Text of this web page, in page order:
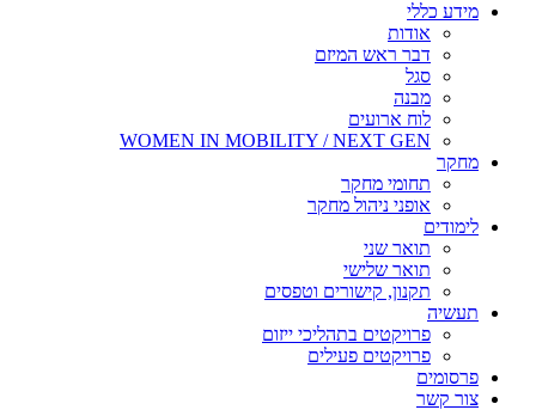
מידע כללי
אודות
דבר ראש המיזם
סגל
מבנה
לוח ארועים
WOMEN IN MOBILITY / NEXT GEN
מחקר
תחומי מחקר
אופני ניהול מחקר
לימודים
תואר שני
תואר שלישי
תקנון, קישורים וטפסים
תעשיה
פרויקטים בתהליכי ייזום
פרויקטים פעילים
פרסומים
צור קשר